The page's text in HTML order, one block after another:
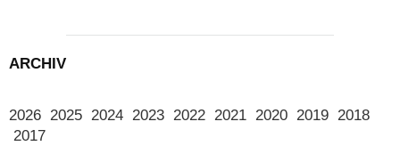
ARCHIV
2026 2025 2024 2023 2022 2021 2020 2019 2018
2017